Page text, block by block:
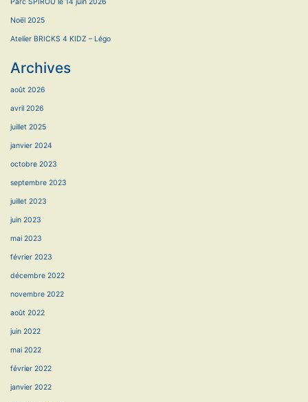
Parc SPIROU le 14 juin 2026
Noël 2025
Atelier BRICKS 4 KIDZ – Légo
Archives
août 2026
avril 2026
juillet 2025
janvier 2024
octobre 2023
septembre 2023
juillet 2023
juin 2023
mai 2023
février 2023
décembre 2022
novembre 2022
août 2022
juin 2022
mai 2022
février 2022
janvier 2022